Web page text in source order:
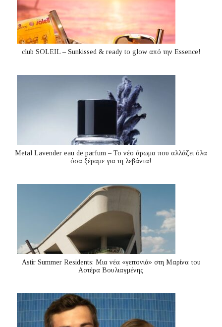
club SOLEIL – Sunkissed & ready to glow από την Essence!
Metal Lavender eau de parfum – Το νέο άρωμα που αλλάζει όλα
όσα ξέραμε για τη λεβάντα!
Astir Summer Residents: Μια νέα «γειτονιά» στη Μαρίνα του
Αστέρα Βουλιαγμένης